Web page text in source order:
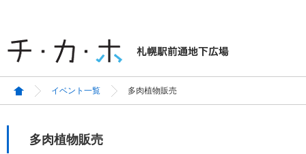
イベント一覧 多肉植物販売
多肉植物販売